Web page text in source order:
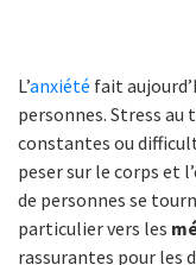
L’anxiété fait
personnes. Stress
constantes ou
peser sur le corps et
de personnes se
particulier vers les
rassurantes pour les